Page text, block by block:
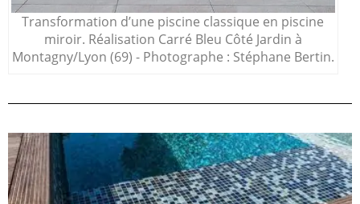
Transformation d’une piscine classique en piscine
miroir. Réalisation Carré Bleu Côté Jardin à
Montagny/Lyon (69) - Photographe : Stéphane Bertin.